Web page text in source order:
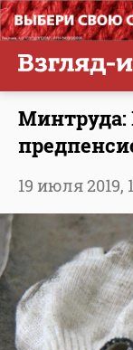
Минтруда:
19 июля 2019,